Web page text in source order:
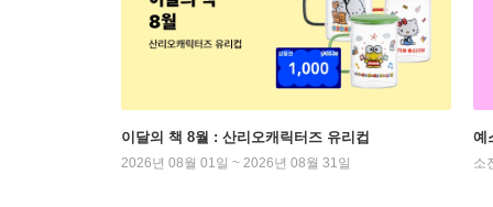
이달의 책 8월 : 산리오캐릭터즈 유리컵
2026년 08월 01일 ~ 2026년 08월 31일
예
소